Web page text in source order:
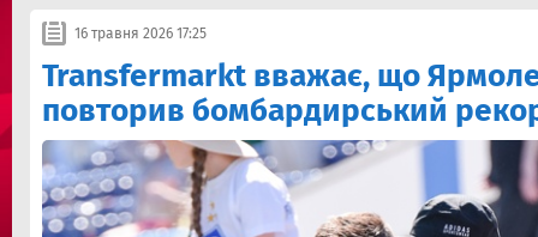
16 травня 2026 17:25
Transfermarkt вважає, що
повторив бомбардирський